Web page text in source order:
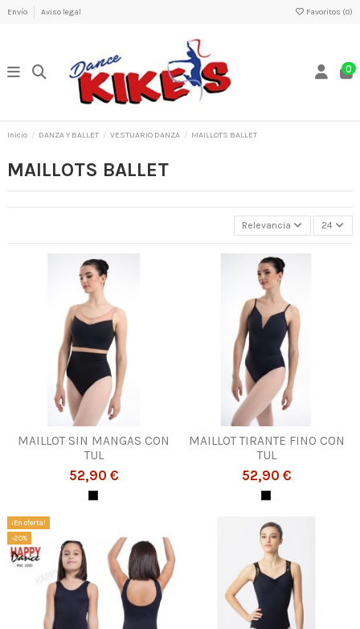
Envío Aviso legal Favoritos (0)
0
Inicio DANZA Y BALLET VESTUARIO DANZA MAILLOTS BALLET
MAILLOTS BALLET
Relevancia 24
MAILLOT SIN MANGAS CON
TUL
52,90 €
MAILLOT TIRANTE FINO CON
TUL
52,90 €
¡En oferta!
-20%